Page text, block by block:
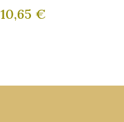
10,65 €